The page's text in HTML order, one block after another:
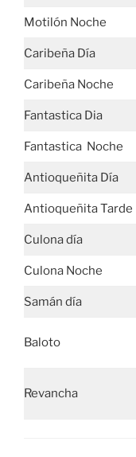
Motilón Noche
Caribeña Día
Caribeña Noche
Fantastica Dia
Fantastica Noche
Antioqueñita Día
Antioqueñita Tarde
Culona día
Culona Noche
Samán día
Baloto
Revancha